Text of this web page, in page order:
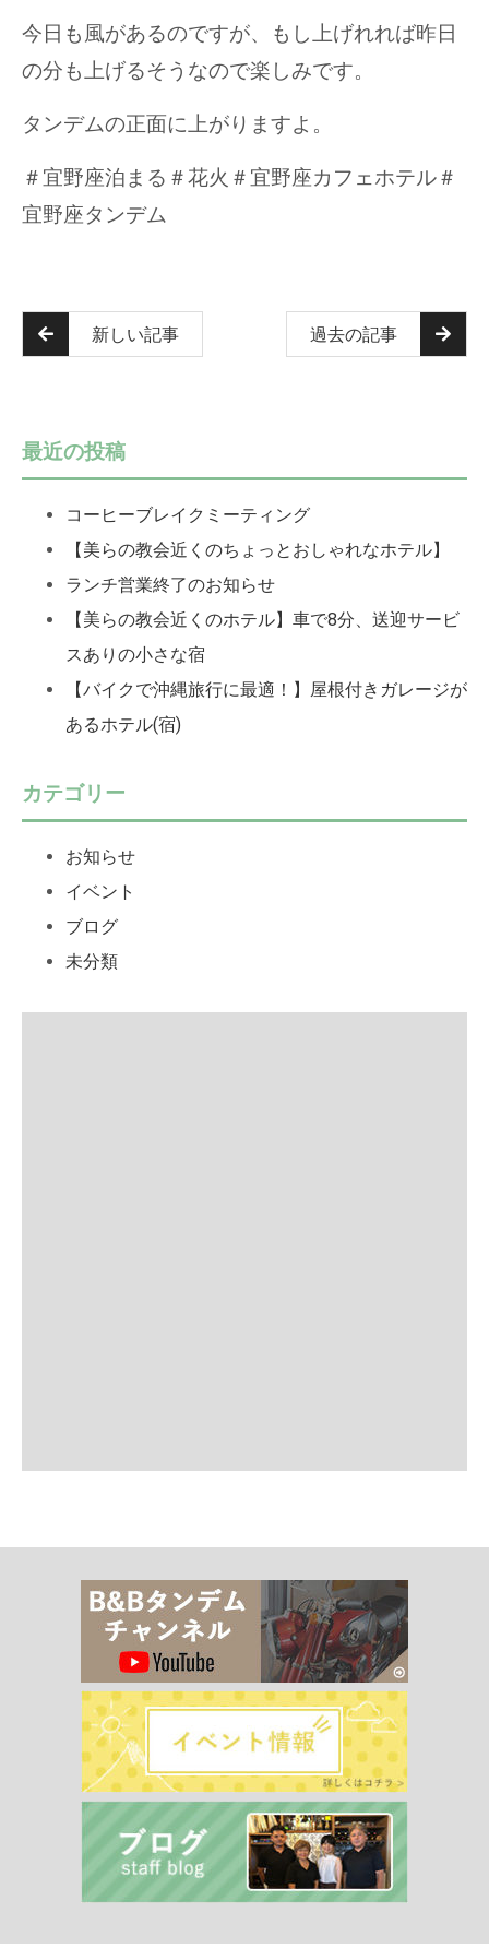
今日も風があるのですが、もし上げれれば昨日
の分も上げるそうなので楽しみです。
タンデムの正面に上がりますよ。
＃宜野座泊まる＃花火＃宜野座カフェホテル＃
宜野座タンデム
新しい記事 過去の記事
最近の投稿
コーヒーブレイクミーティング
【美らの教会近くのちょっとおしゃれなホテル】
ランチ営業終了のお知らせ
【美らの教会近くのホテル】車で8分、送迎サービ
スありの小さな宿
【バイクで沖縄旅行に最適！】屋根付きガレージが
あるホテル(宿)
カテゴリー
お知らせ
イベント
ブログ
未分類